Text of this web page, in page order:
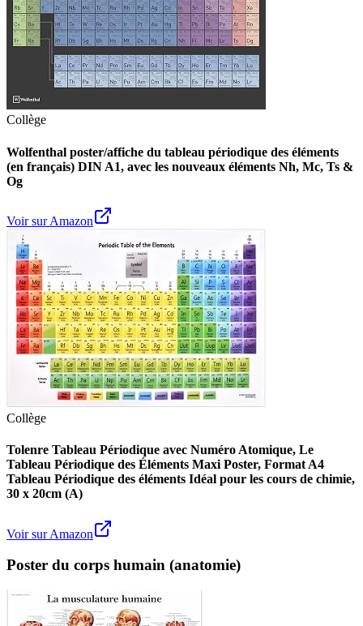
Collège
Wolfenthal poster/affiche du tableau périodique des éléments
(en français) DIN A1, avec les nouveaux éléments Nh, Mc, Ts &
Og
Voir sur Amazon
Collège
Tolenre Tableau Périodique avec Numéro Atomique, Le
Tableau Périodique des Éléments Maxi Poster, Format A4
Tableau Périodique des éléments Idéal pour les cours de chimie,
30 x 20cm (A)
Voir sur Amazon
Poster du corps humain (anatomie)